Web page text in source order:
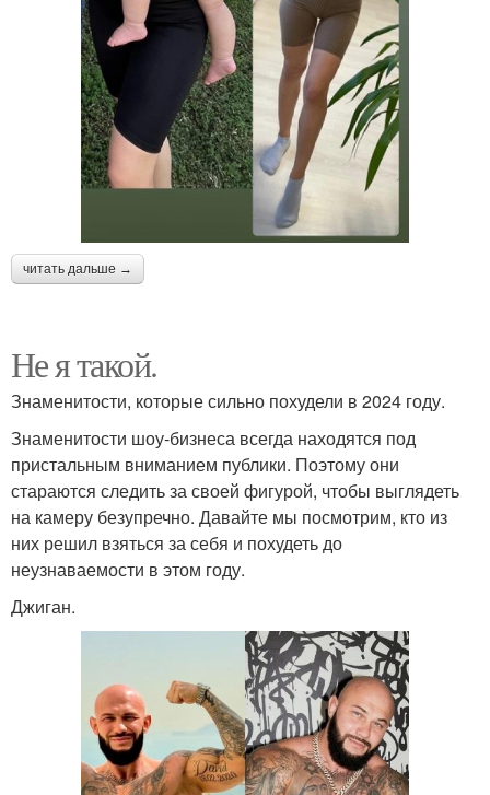
читать дальше →
Не я такой.
Знаменитости, которые сильно похудели в 2024 году.
Знаменитости шоу-бизнеса всегда находятся под
пристальным вниманием публики. Поэтому они
стараются следить за своей фигурой, чтобы выглядеть
на камеру безупречно. Давайте мы посмотрим, кто из
них решил взяться за себя и похудеть до
неузнаваемости в этом году.
Джиган.